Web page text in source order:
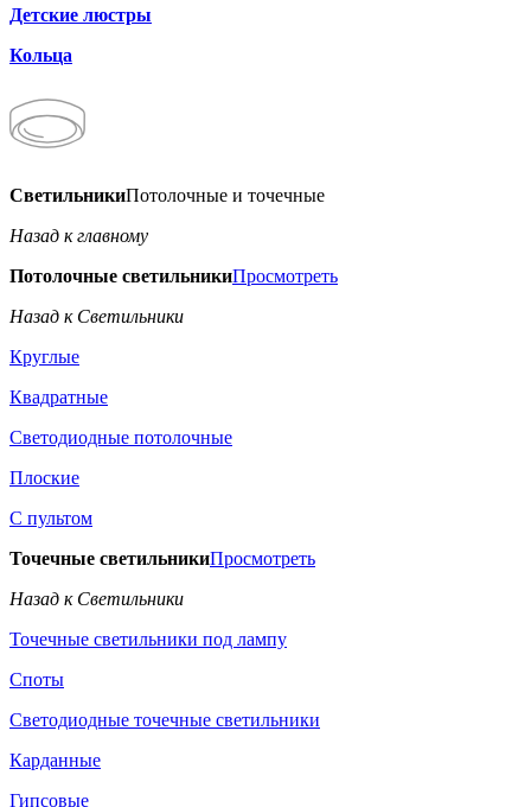
Детские люстры
Кольца
СветильникиПотолочные и точечные
Назад к главному
Потолочные светильникиПросмотреть
Назад к Светильники
Круглые
Квадратные
Светодиодные потолочные
Плоские
С пультом
Точечные светильникиПросмотреть
Назад к Светильники
Точечные светильники под лампу
Споты
Светодиодные точечные светильники
Карданные
Гипсовые